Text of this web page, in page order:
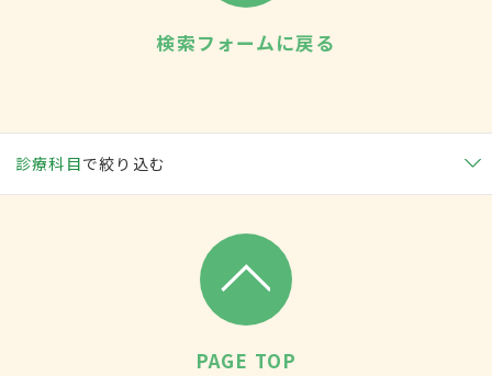
検索フォームに戻る
診療科目で絞り込む
PAGE TOP